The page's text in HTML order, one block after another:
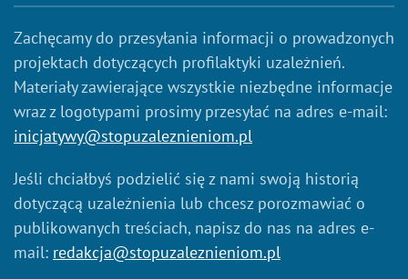
Zachęcamy do przesyłania informacji o prowadzonych
projektach dotyczących profilaktyki uzależnień.
Materiały zawierające wszystkie niezbędne informacje
wraz z logotypami prosimy przesyłać na adres e-mail:
inicjatywy@stopuzaleznieniom.pl
Jeśli chciałbyś podzielić się z nami swoją historią
dotyczącą uzależnienia lub chcesz porozmawiać o
publikowanych treściach, napisz do nas na adres e-
mail: redakcja@stopuzaleznieniom.pl